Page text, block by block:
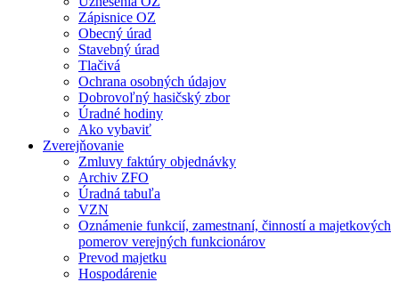
Zápisnice OZ
Obecný úrad
Stavebný úrad
Tlačivá
Ochrana osobných údajov
Dobrovoľný hasičský zbor
Úradné hodiny
Ako vybaviť
Zverejňovanie
Zmluvy faktúry objednávky
Archiv ZFO
Úradná tabuľa
VZN
Oznámenie funkcií, zamestnaní, činností a majetkových
pomerov verejných funkcionárov
Prevod majetku
Hospodárenie